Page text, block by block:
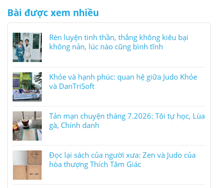
Bài được xem nhiều
Rèn luyện tinh thần, thắng không kiêu bại
không nản, lúc nào cũng bình tĩnh
Khỏe và hạnh phúc: quan hệ giữa Judo Khỏe
và DanTriSoft
Tản mạn chuyện tháng 7.2026: Tôi tự học, Lùa
gà, Chính danh
Đọc lại sách của người xưa: Zen và Judo của
hòa thượng Thích Tâm Giác